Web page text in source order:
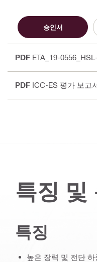
승인서
PDF ETA_19-
PDF ICC-ES 평가 보고
특징 및
특징
높은 장력 및 전단